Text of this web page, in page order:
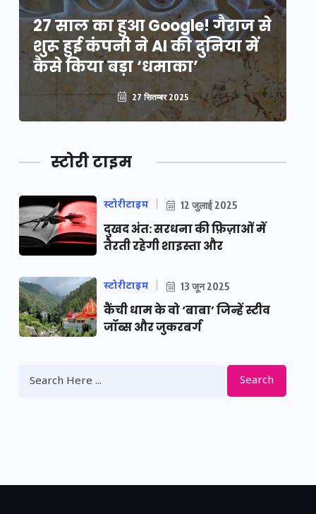
27 साल का हुआ Google! गैराज से
शुरू हुई कंपनी ने AI की दुनिया में
कैसे किया बड़ा ‘धमाका’
27 सितम्बर 2025
स्टोरी टाइम
स्टोरीटाइम 12 जुलाई 2025
दुखद अंत: सरधना की फ़िज़ाओं में
तैरती रहेगी शाइस्ता और
स्टोरीटाइम 13 जून 2025
कैंची धाम के वो ‘बाबा’ जिन्हें स्टीव
जॉब्स और जुकरबर्ग
Search